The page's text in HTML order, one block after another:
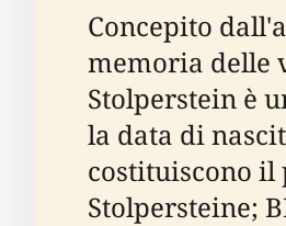
Concepito
memoria delle
Stolperstein è
la data di
costituiscono
Stolpersteine;